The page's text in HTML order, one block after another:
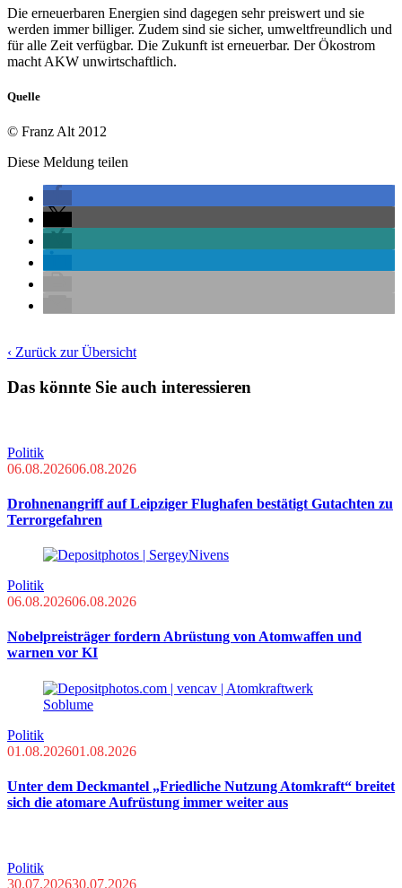
Die erneuerbaren Energien sind dagegen sehr preiswert und sie
werden immer billiger. Zudem sind sie sicher, umweltfreundlich und
für alle Zeit verfügbar. Die Zukunft ist erneuerbar. Der Ökostrom
macht AKW unwirtschaftlich.
Quelle
© Franz Alt 2012
Diese Meldung teilen
‹ Zurück zur Übersicht
Das könnte Sie auch interessieren
Politik
06.08.202606.08.2026
Drohnenangriff auf Leipziger Flughafen bestätigt Gutachten zu
Terrorgefahren
Politik
06.08.202606.08.2026
Nobelpreisträger fordern Abrüstung von Atomwaffen und
warnen vor KI
Politik
01.08.202601.08.2026
Unter dem Deckmantel „Friedliche Nutzung Atomkraft“ breitet
sich die atomare Aufrüstung immer weiter aus
Politik
30.07.202630.07.2026